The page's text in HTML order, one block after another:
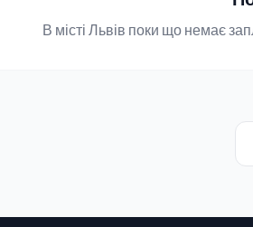
В місті Львів поки що немає